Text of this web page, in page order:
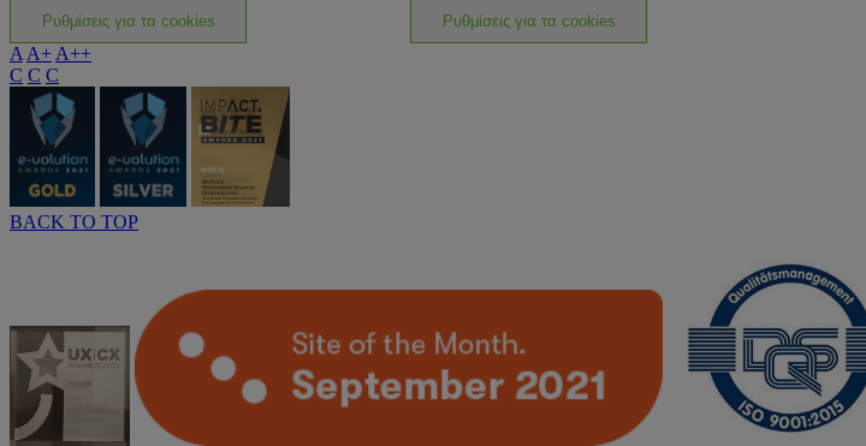
Ρυθμίσεις για τα cookies Ρυθμίσεις για τα cookies
A A+ A++
C C C
BACK TO TOP